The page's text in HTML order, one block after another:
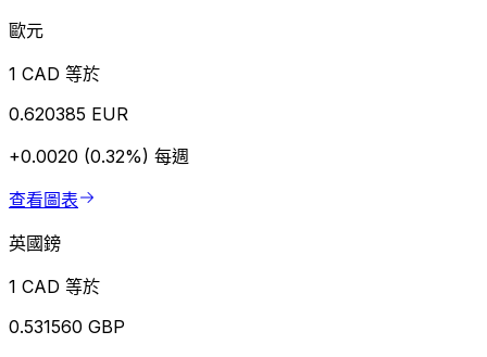
歐元
1 CAD 等於
0.620385 EUR
+0.0020 (0.32%) 每週
查看圖表
英國鎊
1 CAD 等於
0.531560 GBP